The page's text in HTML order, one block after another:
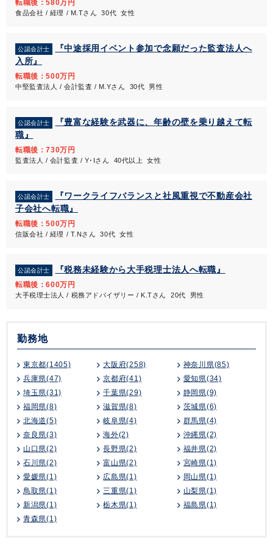
転職後：580万円
食品会社 / 経理 / M.Tさん 30代 女性
公認会計士
『中途採用イベント参加で念願だった監査法人へ
入所』
転職後：500万円
中堅監査法人 / 会計監査 / M.Yさん 30代 男性
公認会計士
『豊富な経験を武器に、年齢の壁を乗り越えて転
職』
転職後：730万円
監査法人 / 会計監査 / Y･Iさん 40代以上 女性
公認会計士
『ワークライフバランスと社風重視で不動産会社
子会社へ転職』
転職後：500万円
信販会社 / 経理 / T.Nさん 30代 女性
公認会計士 『税務未経験から大手税理士法人へ転職』
転職後：600万円
大手税理士法人 / 税務アドバイザリー / K.Tさん 20代 男性
勤務地
東京都(1405) 大阪府(258)
神奈川県(85)
兵庫県(47)
京都府(41)
愛知県(34)
埼玉県(31)
千葉県(29)
静岡県(9)
福岡県(8)
滋賀県(8)
茨城県(6)
北海道(5)
岐阜県(4)
群馬県(4)
奈良県(3)
海外(2)
沖縄県(2)
山口県(2)
長野県(2)
福井県(2)
石川県(2)
富山県(2)
宮崎県(1)
愛媛県(1)
広島県(1)
岡山県(1)
鳥取県(1)
三重県(1)
山梨県(1)
新潟県(1)
栃木県(1)
福島県(1)
青森県(1)